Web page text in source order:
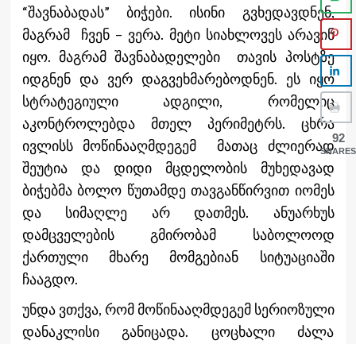
“შავნაბადას” ბიჭები. ისინი გვხედავდნენ,
მაგრამ ჩვენ – ვერა. მეტი სიახლოვეს არავინ
იყო. მაგრამ შავნაბადელები თავის პოსტზე
იდგნენ და ვერ დაგვეხმარებოდნენ. ეს იყო
სტრატეგიული ადგილი, რომელიც
აკონტროლებდა მთელ პერიმეტრს. ცხრა
ივლისს მოწინააღმდეგემ მათაც ძლიერად
შეუტია და დიდი მცდელობის მუხედავად
ბიჭებმა ბოლო წუთამდე თავგანწირვით იომეს
და სიმაღლე არ დათმეს. ანუარხუს
დამცველების გმირობამ საბოლოოდ
ქართული მხარე მომგებიან სიტუაციაში
ჩააგდო.
უნდა ვთქვა, რომ მოწინააღმდეგემ სერიოზული
დანაკლისი განიცადა. ცოცხალი ძალა
92
SHARES